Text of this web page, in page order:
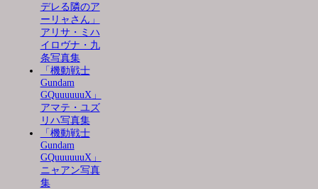
デレる隣のア
ーリャさん」
アリサ・ミハ
イロヴナ・九
条写真集
「機動戦士
Gundam
GQuuuuuuX」
アマテ・ユズ
リハ写真集
「機動戦士
Gundam
GQuuuuuuX」
ニャアン写真
集